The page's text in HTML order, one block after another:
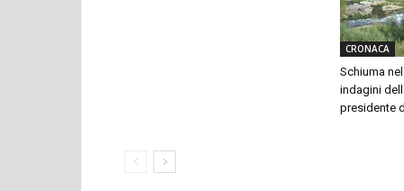
CRONACA
Schiuma
indagini
presidente